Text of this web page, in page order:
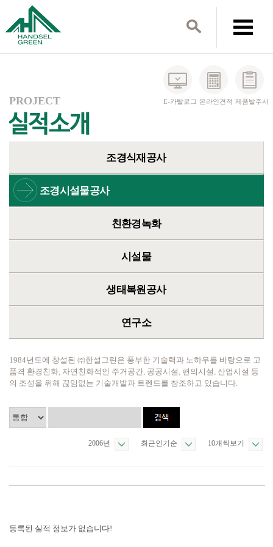
E-카탈로그 온라인견적 제품발주서
PROJECT
조경식재공사
조경시설물공사
친환경녹화
시설물
생태복원공사
연구소
1984년도에 창설된 ㈜한설그린은 풍부한 기술력과 노하우를 바탕으로 고
품격 환경친화, 자연친화적인 주거공간, 공공시설, 편의시설, 산업시설 등
의 조성을 위해 끊임없는 기술개발과 트렌드를 창조하고 있습니다.
10개씩보기
최근인기순
2006년
등록된 실적 정보가 없습니다!